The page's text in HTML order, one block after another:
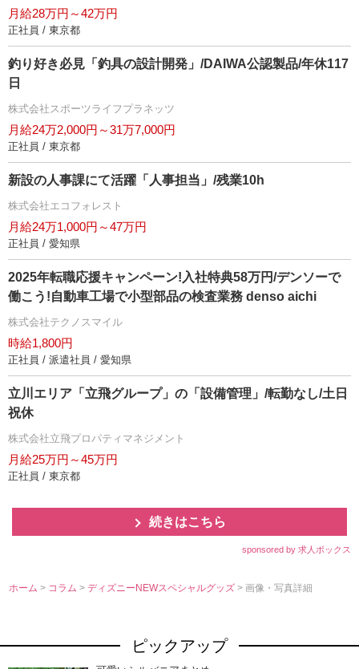
月給28万円～42万円
正社員 / 東京都
釣り好き必見「釣具の設計開発」/DAIWA公認製品/年休117
日
株式会社スポーツライフプラネッツ
月給24万2,000円～31万7,000円
正社員 / 東京都
新設の人事課にて活躍「人事担当」/残業10h
株式会社エコフォレスト
月給24万1,000円～47万円
正社員 / 愛知県
2025年転職応援キャンペーン!入社特典58万円/デンソーで
働こう!自動車工場で小型部品の検査業務 denso aichi
株式会社テクノスマイル
時給1,800円
正社員 / 派遣社員 / 愛知県
立川エリア「立飛グループ」の「設備管理」/転勤なし/土日
祝休
株式会社立飛プロパティマネジメント
月給25万円～45万円
正社員 / 東京都
続きはこちら
sponsored by 求人ボックス
ホーム > コラム>ディズニーNEWスペシャルグッズ> 画像・写真詳細
ピックアップ